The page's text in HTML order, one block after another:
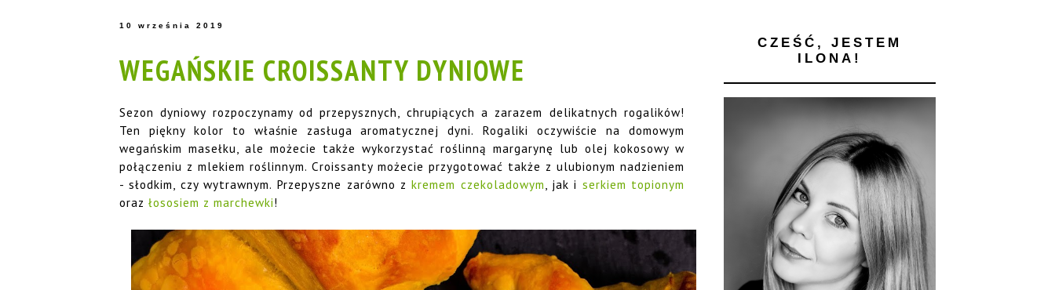
10 września 2019
WEGAŃSKIE CROISSANTY DYNIOWE
Sezon dyniowy rozpoczynamy od przepysznych, chrupiących a zarazem delikatnych rogalików!
Ten piękny kolor to właśnie zasługa aromatycznej dyni. Rogaliki oczywiście na domowym
wegańskim masełku, ale możecie także wykorzystać roślinną margarynę lub olej kokosowy w
połączeniu z mlekiem roślinnym. Croissanty możecie przygotować także z ulubionym nadzieniem
- słodkim, czy wytrawnym. Przepyszne zarówno z kremem czekoladowym , jak i serkiem topionym
oraz łososiem z marchewki!
CZEŚĆ, JESTEM
ILONA!